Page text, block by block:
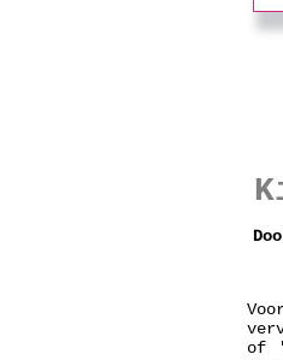
of